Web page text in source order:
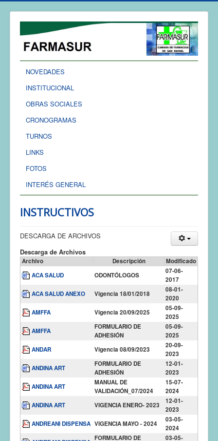
NOVEDADES
INSTITUCIONAL
OBRAS SOCIALES
CRONOGRAMAS
TURNOS
LINKS
FOTOS
INTERÉS GENERAL
INSTRUCTIVOS
DESCARGA DE ARCHIVOS
Descarga de Archivos
Archivo Descripción
Modificado
ACA SALUD
ODONTÓLOGOS
07-06-
2017
ACA SALUD ANEXO
Vigencia 18/01/2018
08-01-
2020
AMFFA
Vigencia 20/09/2025
05-09-
2025
AMFFA
FORMULARIO DE
ADHESIÓN
05-09-
2025
ANDAR
Vigencia 08/09/2023
20-09-
2023
ANDINA ART
FORMULARIO DE
ADHESIÓN
12-01-
2023
ANDINA ART
MANUAL DE
VALIDACIÓN_07/2024
15-07-
2024
ANDINA ART
VIGENCIA ENERO- 2023
12-01-
2023
ANDREANI DISPENSA VIGENCIA MAYO - 2024
03-05-
2024
FORMULARIO DE
03-05-